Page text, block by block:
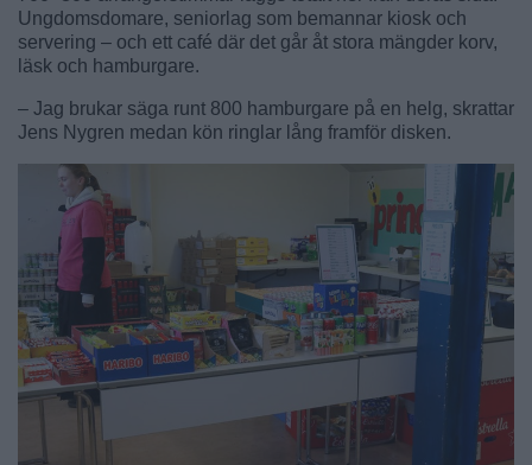
Ungdomsdomare, seniorlag som bemannar kiosk och
servering – och ett café där det går åt stora mängder korv,
läsk och hamburgare.
– Jag brukar säga runt 800 hamburgare på en helg, skrattar
Jens Nygren medan kön ringlar lång framför disken.